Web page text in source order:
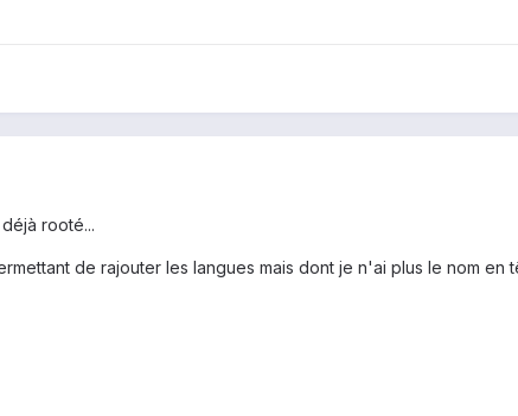
rooté...
de rajouter les langues mais dont je n'ai plus le nom